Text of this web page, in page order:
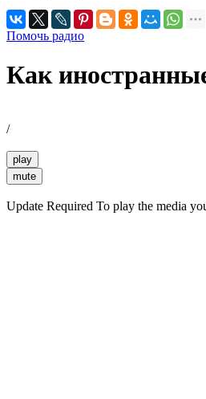
Помочь радио
Как
/
play
mute
Update Required To play the media